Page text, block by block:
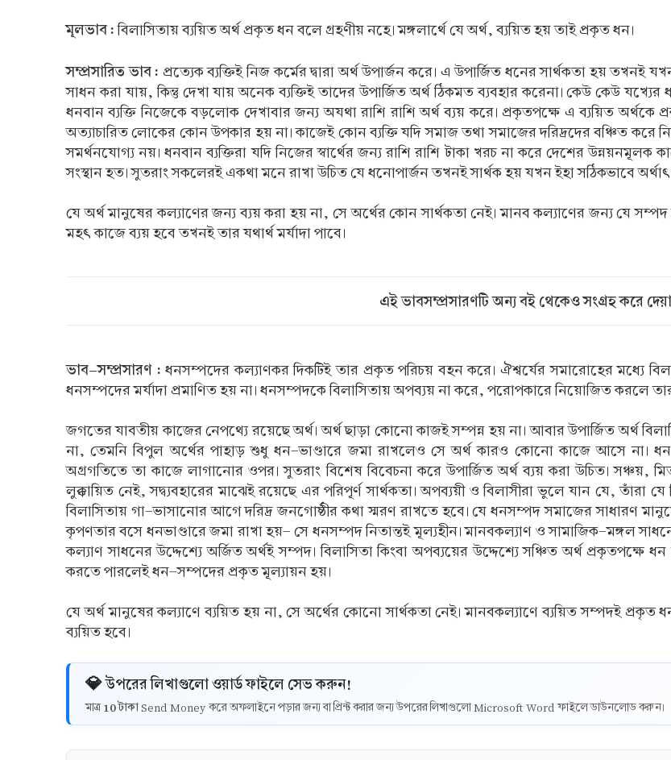
মূলভাব :বিলাসিতায় ব্যয়িত অর্থ প্রকৃত ধন বলে গ্রহণীয় নহে। মঙ্গলার্থে যে অর্থ, ব্যয়িত হয় তাই প্রকৃত ধন।
সম্প্রসারিত ভাব : প্রত্যেক ব্যক্তিই নিজ কর্মের দ্বারা অর্থ উপার্জন করে। এ উপার্জিত ধনের সার্থকতা হয় তখনই
সাধন করা যায়, কিন্তু দেখা যায় অনেক ব্যক্তিই তাদের উপার্জিত অর্থ ঠিকমত ব্যবহার করেনা। কেউ কেউ
ধনবান ব্যক্তি নিজেকে বড়লোক দেখাবার জন্য অযথা রাশি রাশি অর্থ ব্যয় করে। প্রকৃতপক্ষে এ ব্যয়িত অর্থকে
অত্যাচারিত লোকের কোন উপকার হয় না। কাজেই কোন ব্যক্তি যদি সমাজ তথা সমাজের দরিদ্রদের বঞ্চিত করে
সমর্থনযোগ্য নয়। ধনবান ব্যক্তিরা যদি নিজের স্বার্থের জন্য রাশি রাশি টাকা খরচ না করে দেশের
সংস্থান হত। সুতরাং সকলেরই একথা মনে রাখা উচিত যে ধনোপার্জন তখনই সার্থক হয় যখন ইহা সঠিকভাবে
যে অর্থ মানুষের কল্যাণের জন্য ব্যয় করা হয় না, সে অর্থের কোন সার্থকতা নেই। মানব কল্যাণের জন্য যে
মহৎ কাজে ব্যয় হবে তখনই তার যথার্থ মর্যাদা পাবে।
এই ভাবসম্প্রসারণটি অন্য বই থেকেও সংগ্রহ করে
ভাব-সম্প্রসারণ : ধনসম্পদের কল্যাণকর দিকটিই তার প্রকৃত পরিচয় বহন করে। ঐশ্বর্যের সমারোহের মধ্যে
ধনসম্পদের মর্যাদা প্রমাণিত হয় না। ধনসম্পদকে বিলাসিতায় অপব্যয় না করে, পরোপকারে নিয়োজিত করলে
জগতের যাবতীয় কাজের নেপথ্যে রয়েছে অর্থ। অর্থ ছাড়া কোনো কাজই সম্পন্ন হয় না। আবার উপার্জিত অর্থ
না, তেমনি বিপুল অর্থের পাহাড় শুধু ধন-ভাণ্ডারে জমা রাখলেও সে অর্থ কারও কোনো কাজে আসে না।
অগ্রগতিতে তা কাজে লাগানোর ওপর। সুতরাং বিশেষ বিবেচনা করে উপার্জিত অর্থ ব্যয় করা উচিত। সঞ্চয়,
লুক্কায়িত নেই, সদ্ব্যবহারের মাঝেই রয়েছে এর পরিপূর্ণ সার্থকতা। অপব্যয়ী ও বিলাসীরা ভুলে যান যে, তাঁরা
বিলাসিতায় গা-ভাসানোর আগে দরিদ্র জনগোষ্ঠীর কথা স্মরণ রাখতে হবে। যে ধনসম্পদ সমাজের সাধারণ
কৃপণতার বসে ধনভাণ্ডারে জমা রাখা হয়- সে ধনসম্পদ নিতান্তই মূল্যহীন। মানবকল্যাণ ও সামাজিক-মঙ্গল
কল্যাণ সাধনের উদ্দেশ্যে অর্জিত অর্থই সম্পদ। বিলাসিতা কিংবা অপব্যয়ের উদ্দেশ্যে সঞ্চিত অর্থ প্রকৃতপক্ষে
করতে পারলেই ধন-সম্পদের প্রকৃত মূল্যায়ন হয়।
যে অর্থ মানুষের কল্যাণে ব্যয়িত হয় না, সে অর্থের কোনো সার্থকতা নেই। মানবকল্যাণে ব্যয়িত সম্পদই প্রকৃত
ব্যয়িত হবে।
💎 উপরের লিখাগুলো ওয়ার্ড ফাইলে সেভ করুন!
মাত্র 10 টাকাSend Money করে অফলাইনে পড়ার জন্য বা প্রিন্ট করার জন্য উপরের লিখাগুলো Microsoft Word ফাইলে ডাউনলোড করুন।